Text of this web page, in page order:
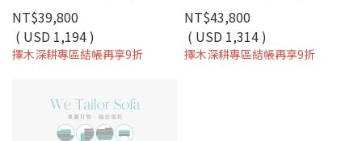
NT$39,800
( USD 1,194 )
擇木深耕專區結帳再享9折
NT$43,800
( USD 1,314 )
擇木深耕專區結帳再享9折